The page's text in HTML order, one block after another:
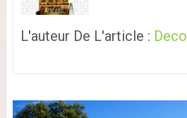
L'auteur De L'article :